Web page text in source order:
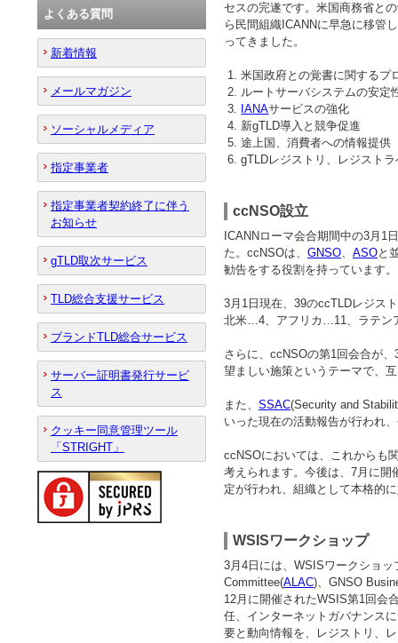
セスの完遂です。米国商務省と
ら民間組織ICANNに早急に移管
ってきました。
米国政府との覚書に関するプ
ルートサーバシステムの安定
IANAサービスの強化
新gTLD導入と競争促進
途上国、消費者への情報提供
gTLDレジストリ、レジスト
ccNSO設立
ICANNローマ会合期間中の3月1
た。ccNSOは、 GNSO ASOと
勧告をする役割を持っています。
3月1日現在、39のccTLDレジス
北米…4、アフリカ…11、ラテン
さらに、ccNSOの第1回会合が
望ましい施策というテーマで、
また、 SSAC(Security and
いった現在の活動報告が行われ
ccNSOにおいては、これからも
考えられます。今後は、7月に
定が行われ、組織として本格的
WSISワークショップ
3月4日には、WSISワークショ
Committee(ALAC)、GNSO
12月に開催されたWSIS第1回会
任、インターネットガバナンス
要と動向情報を、レジストリ、
よくある質問
新着情報
メールマガジン
ソーシャルメディア
指定事業者
指定事業者契約終了に伴う
お知らせ
gTLD取次サービス
TLD総合支援サービス
ブランドTLD総合サービス
サーバー証明書発行サービ
ス
クッキー同意管理ツール
「STRIGHT」